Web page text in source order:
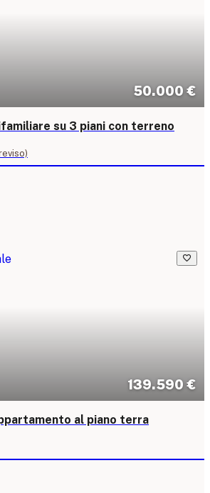
50.000 €
su 3 piani con terreno
139.590 €
al piano terra